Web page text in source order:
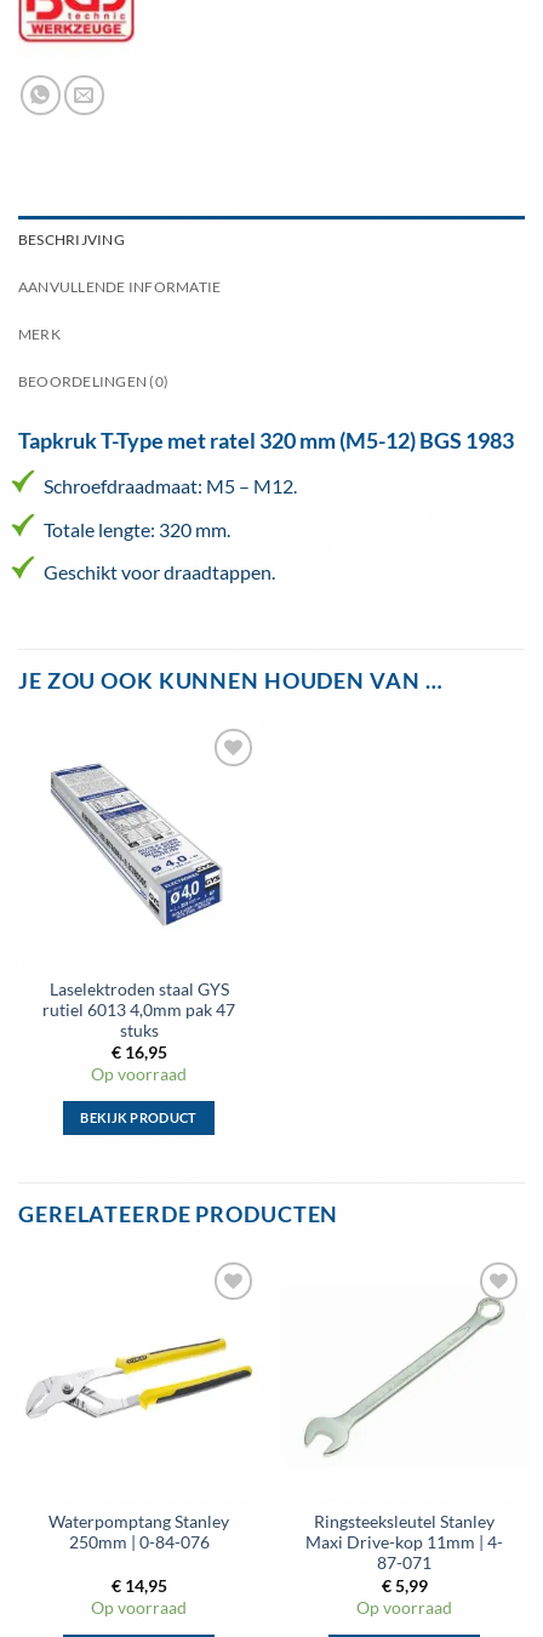
BESCHRIJVING
AANVULLENDE INFORMATIE
MERK
BEOORDELINGEN (0)
Tapkruk T-Type met ratel 320 mm (M5-12) BGS 1983
Schroefdraadmaat: M5 – M12.
Totale lengte: 320 mm.
Geschikt voor draadtappen.
JE ZOU OOK KUNNEN HOUDEN VAN …
Laselektroden staal GYS
rutiel 6013 4,0mm pak 47
stuks
€16,95
Op voorraad
BEKIJK PRODUCT
meerdere
gekozen
worden
op
GERELATEERDE PRODUCTEN
wenslijst
Waterpomptang Stanley
250mm | 0-84-076
€14,95
Op voorraad
Toevoegen
aan
wenslijst
Ringsteeksleutel Stanley
Maxi Drive-kop 11mm | 4-
87-071
€5,99
Op voorraad